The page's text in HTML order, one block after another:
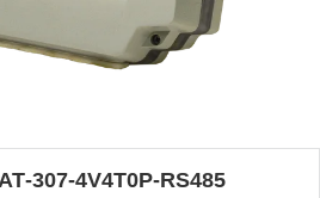
307-4V4T0P-RS485